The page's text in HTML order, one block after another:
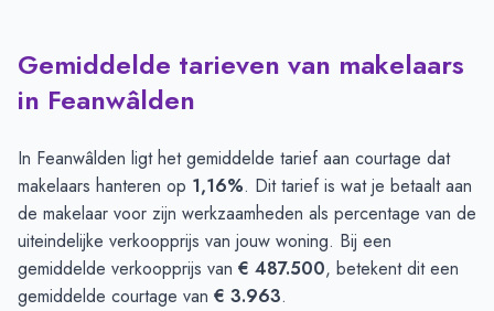
Gemiddelde tarieven van makelaars
in Feanwâlden
In Feanwâlden ligt het gemiddelde tarief aan courtage dat
makelaars hanteren op 1,16%. Dit tarief is wat je betaalt aan
de makelaar voor zijn werkzaamheden als percentage van de
uiteindelijke verkoopprijs van jouw woning. Bij een
gemiddelde verkoopprijs van € 487.500, betekent dit een
gemiddelde courtage van € 3.963.